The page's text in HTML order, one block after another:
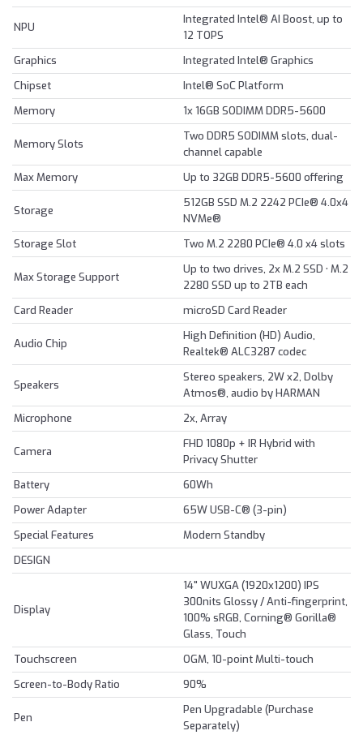
NPU
Integrated Intel® AI Boost, up to
12 TOPS
Graphics
Integrated Intel® Graphics
Chipset
Intel® SoC Platform
Memory
1x 16GB SODIMM DDR5-5600
Memory Slots
Two DDR5 SODIMM slots, dual-
channel capable
Max Memory
Up to 32GB DDR5-5600 offering
Storage
512GB SSD M.2 2242 PCIe® 4.0x4
NVMe®
Storage Slot
Two M.2 2280 PCIe® 4.0 x4 slots
Max Storage Support
Up to two drives, 2x M.2 SSD • M.2
2280 SSD up to 2TB each
Card Reader
microSD Card Reader
Audio Chip
High Definition (HD) Audio,
Realtek® ALC3287 codec
Speakers
Stereo speakers, 2W x2, Dolby
Atmos®, audio by HARMAN
Microphone
2x, Array
Camera
FHD 1080p + IR Hybrid with
Privacy Shutter
Battery
60Wh
Power Adapter
65W USB-C® (3-pin)
Special Features
Modern Standby
DESIGN
Display
14" WUXGA (1920x1200) IPS
300nits Glossy / Anti-fingerprint,
100% sRGB, Corning® Gorilla®
Glass, Touch
Touchscreen
OGM, 10-point Multi-touch
Screen-to-Body Ratio
90%
Pen
Pen Upgradable (Purchase
Separately)